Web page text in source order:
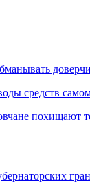
средств
похищают